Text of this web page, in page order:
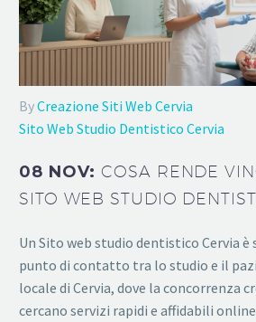
ByCreazione Siti Web Cervia
Sito Web Studio Dentistico Cervia
08 NOV:COSA RENDE
SITO WEB STUDIO
Un Sito web studio dentistico Cervia è
punto di contatto tra lo studio e il
locale di Cervia, dove la concorrenza
cercano servizi rapidi e affidabili